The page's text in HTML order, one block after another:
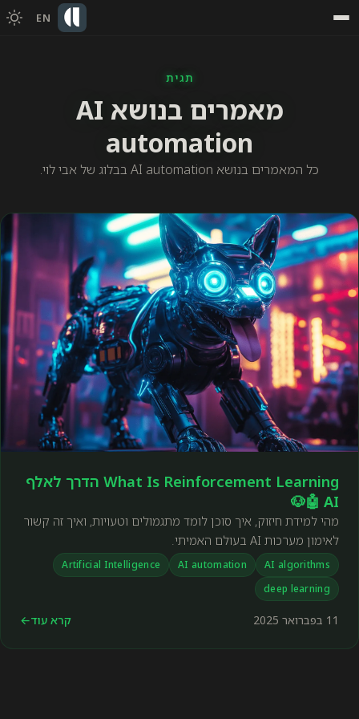
EN
תגית
מאמרים בנושא AI
automation
כל המאמרים בנושא AI automation בבלוג של אבי לוי.
What Is Reinforcement Learning הדרך לאלף
AI 🤖🐶
מהי למידת חיזוק, איך סוכן לומד מתגמולים וטעויות, ואיך זה קשור
לאימון מערכות AI בעולם האמיתי.
AI algorithms
AI automation
Artificial Intelligence
deep learning
11 בפברואר 2025 קרא עוד←